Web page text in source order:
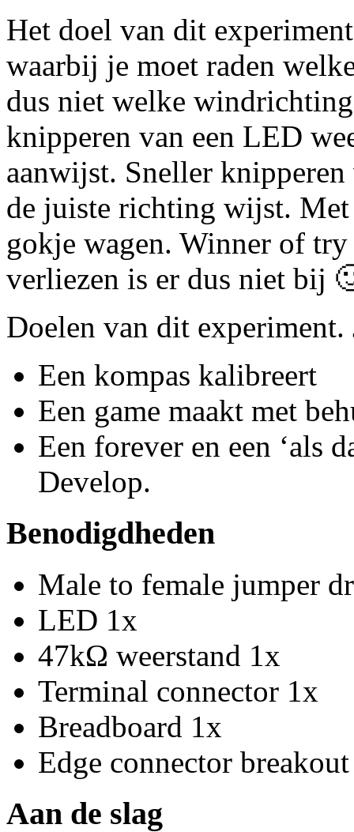
Het doel van dit
waarbij je moet raden
dus niet welke
knipperen van een LED
aanwijst. Sneller
de juiste richting wijst.
gokje wagen. Winner of
verliezen is er dus niet bij
Doelen van dit experiment.
Een kompas kalibreert
Een game maakt met
Een forever en een ‘als
Develop.
Benodigdheden
Male to female jumper
LED 1x
47kΩ weerstand 1x
Terminal connector 1x
Breadboard 1x
Edge connector
Aan de slag